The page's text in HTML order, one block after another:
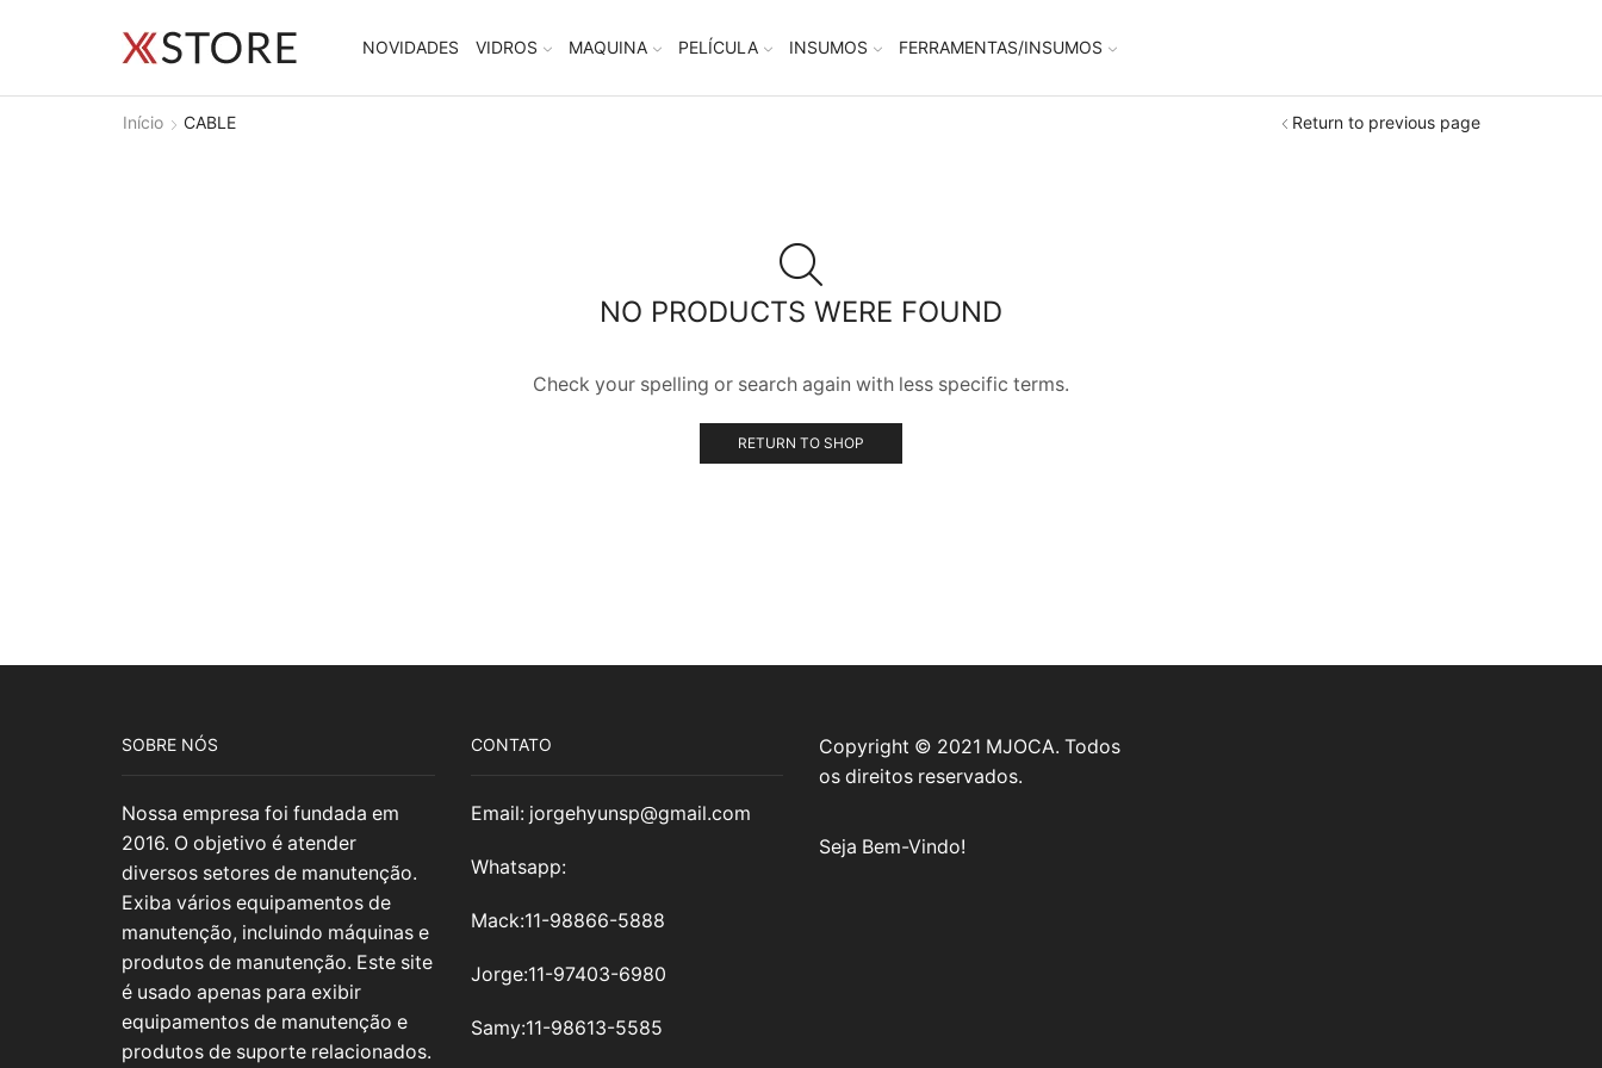
NOVIDADES VIDROS MAQUINA PELÍCULA INSUMOS FERRAMENTAS/INSUMOS
Início CABLE Return to previous page
NO PRODUCTS WERE FOUND
Check your spelling or search again with less specific terms.
RETURN TO SHOP
SOBRE NÓS
Nossa empresa foi fundada em
2016. O objetivo é atender
diversos setores de manutenção.
Exiba vários equipamentos de
manutenção, incluindo máquinas e
produtos de manutenção. Este site
é usado apenas para exibir
equipamentos de manutenção e
produtos de suporte relacionados.
CONTATO
Email: jorgehyunsp@gmail.com
Whatsapp:
Mack:11-98866-5888
Jorge:11-97403-6980
Samy:11-98613-5585
Copyright © 2021 MJOCA. Todos
os direitos reservados.
Seja Bem-Vindo!